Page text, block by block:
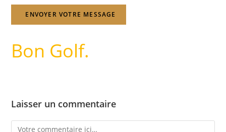
Bon Golf.
Laisser un commentaire
Comment